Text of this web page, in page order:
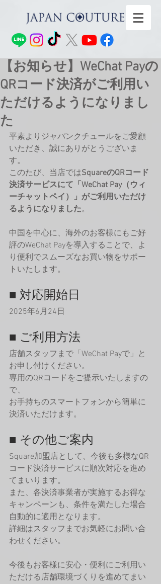
【お知らせ】WeChat Payの
QRコード決済がご利用い
ただけるようになりまし
た
平素よりジャパンクチュールをご愛顧
いただき、誠にありがとうございま
す。
このたび、当店ではSquareのQRコード
決済サービスにて「WeChat Pay（ウィ
ーチャットペイ）」がご利用いただけ
るようになりました。
中国を中心に、海外のお客様にもご好
評のWeChat Payを導入することで、よ
り便利でスムーズなお買い物をサポー
トいたします。
■ 対応開始日
2025年6月24日
■ ご利用方法
店舗スタッフまで「WeChat Payで」と
お申し付けください。
専用のQRコードをご提示いたしますの
で、
お手持ちのスマートフォンから簡単に
決済いただけます。
■ その他ご案内
Square加盟店として、今後も多様なQR
コード決済サービスに順次対応を進め
てまいります。
また、各決済事業者が実施するお得な
キャンペーンも、条件を満たした場合
自動的に適用となります。
詳細はスタッフまでお気軽にお問い合
わせください。
今後もお客様に安心・便利にご利用い
ただける店舗環境づくりを進めてまい